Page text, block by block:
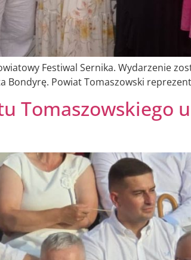
Festiwal Sernika. Wydarzenie
Powiat Tomaszowski
Tomaszowskiego